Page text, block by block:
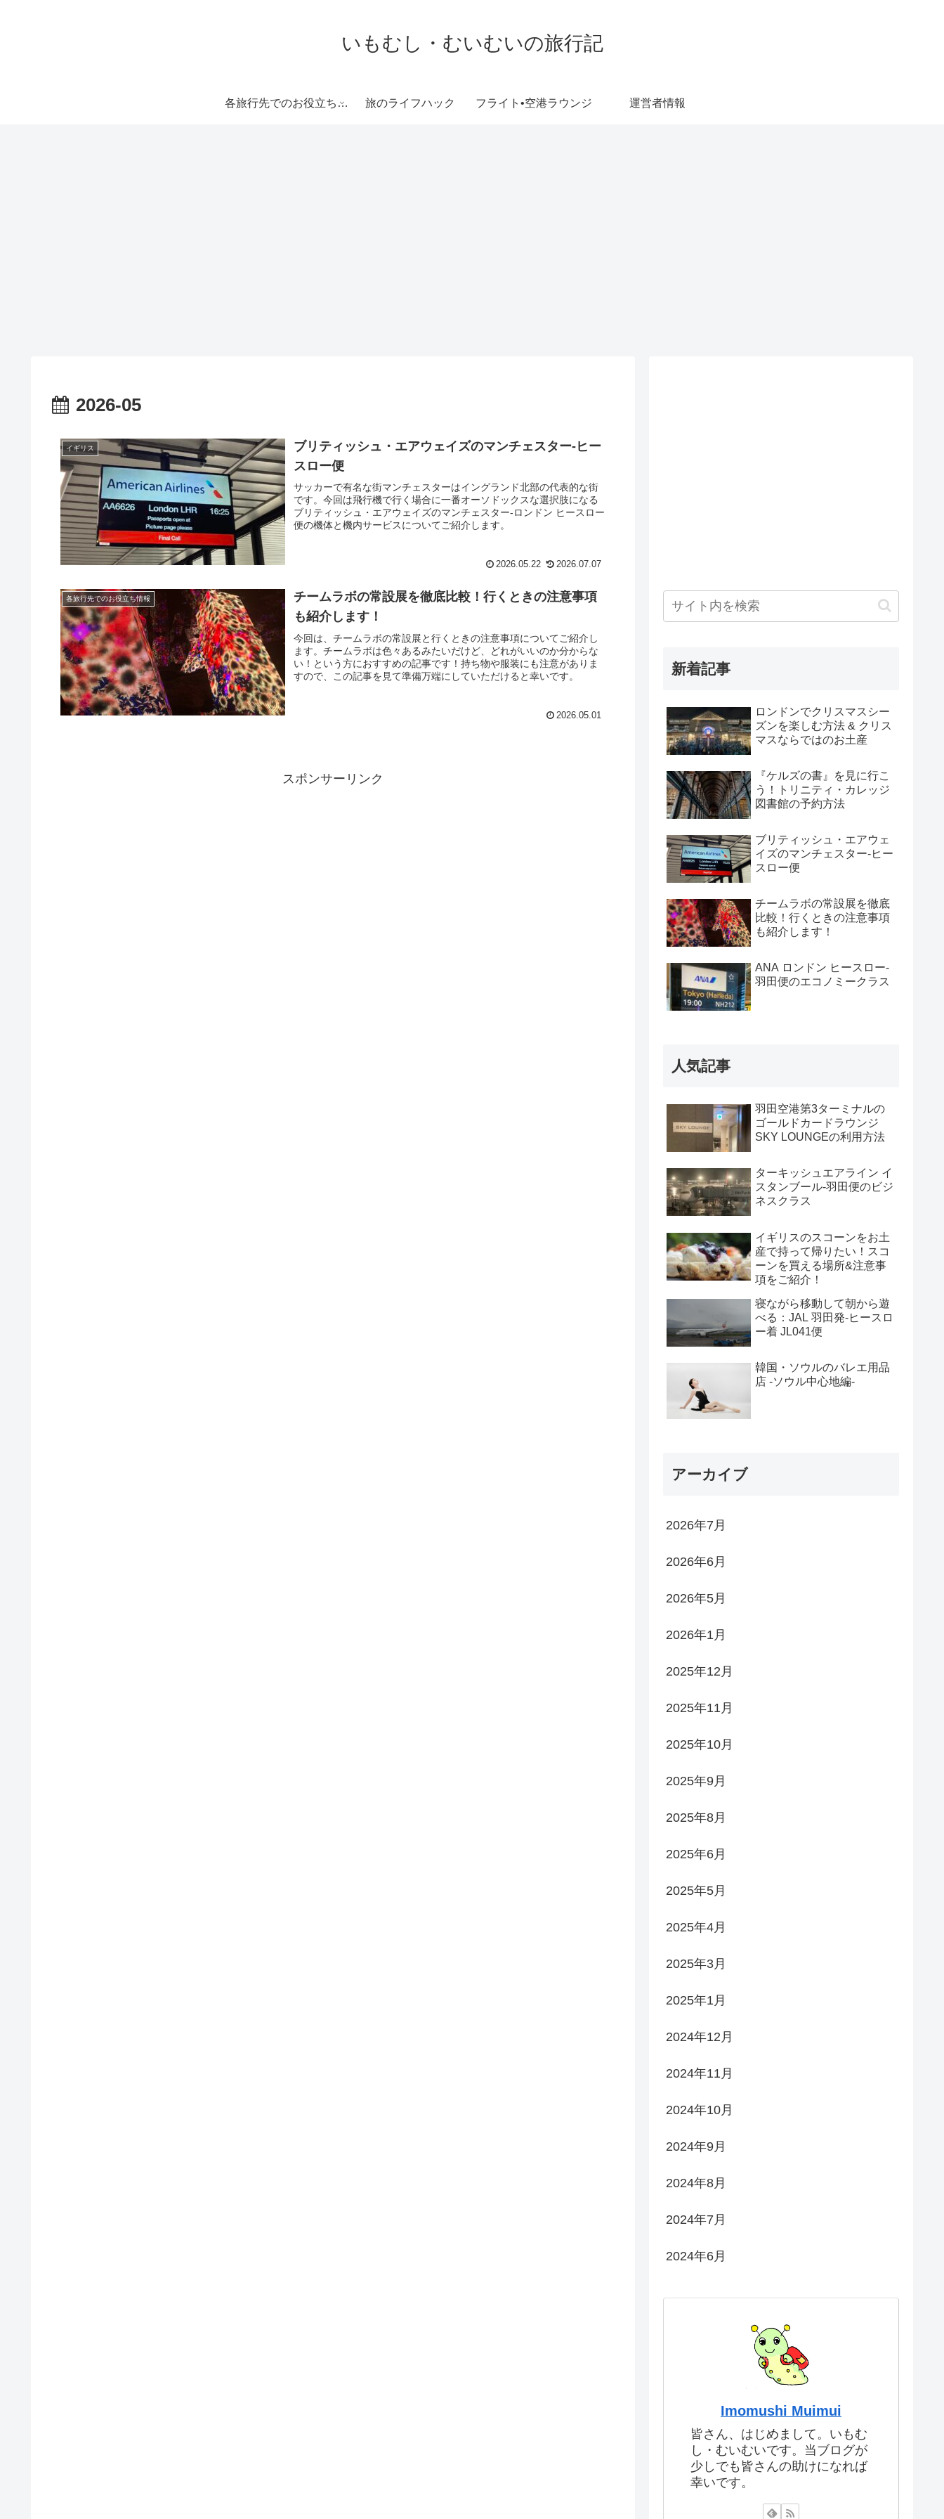
いもむし・むいむいの旅行記
各旅行先でのお役立ち情報 旅のライフハック フライト•空港ラウンジ 運営者情報
2026-05
イギリス
ブリティッシュ・エアウェイズのマンチェスター-ヒー
スロー便
サッカーで有名な街マンチェスターはイングランド北部の代表的な街
です。今回は飛行機で行く場合に一番オーソドックスな選択肢になる
ブリティッシュ・エアウェイズのマンチェスター-ロンドン ヒースロー
便の機体と機内サービスについてご紹介します。
2026.05.22 2026.07.07
各旅行先でのお役立ち情報
チームラボの常設展を徹底比較！行くときの注意事項
も紹介します！
今回は、チームラボの常設展と行くときの注意事項についてご紹介し
ます。チームラボは色々あるみたいだけど、どれがいいのか分からな
い！という方におすすめの記事です！持ち物や服装にも注意がありま
すので、この記事を見て準備万端にしていただけると幸いです。
2026.05.01
スポンサーリンク
新着記事
ロンドンでクリスマスシー
ズンを楽しむ方法 & クリス
マスならではのお土産
『ケルズの書』を見に行こ
う！トリニティ・カレッジ
図書館の予約方法
ブリティッシュ・エアウェ
イズのマンチェスター-ヒー
スロー便
チームラボの常設展を徹底
比較！行くときの注意事項
も紹介します！
ANA ロンドン ヒースロー-
羽田便のエコノミークラス
人気記事
羽田空港第3ターミナルの
ゴールドカードラウンジ
SKY LOUNGEの利用方法
ターキッシュエアライン イ
スタンブール-羽田便のビジ
ネスクラス
イギリスのスコーンをお土
産で持って帰りたい！スコ
ーンを買える場所&注意事
項をご紹介！
寝ながら移動して朝から遊
べる：JAL 羽田発-ヒースロ
ー着 JL041便
韓国・ソウルのバレエ用品
店 -ソウル中心地編-
アーカイブ
2026年7月
2026年6月
2026年5月
2026年1月
2025年12月
2025年11月
2025年10月
2025年9月
2025年8月
2025年6月
2025年5月
2025年4月
2025年3月
2025年1月
2024年12月
2024年11月
2024年10月
2024年9月
2024年8月
2024年7月
2024年6月
Imomushi Muimui
皆さん、はじめまして。いもむ
し・むいむいです。当ブログが
少しでも皆さんの助けになれば
幸いです。